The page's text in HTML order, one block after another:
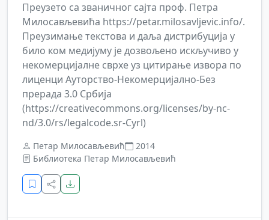
Преузето са званичног сајта проф. Петра
Милосављевића https://petar.milosavljevic.info/.
Преузимање текстова и даља дистрибуција у
било ком медијуму је дозвољено искључиво у
некомерцијалне сврхе уз цитирање извора по
лиценци Ауторство-Некомерцијално-Без
прерада 3.0 Србија
(https://creativecommons.org/licenses/by-nc-
nd/3.0/rs/legalcode.sr-Cyrl)
Петар Милосављевић
2014
Библиотека Петар Милосављевић